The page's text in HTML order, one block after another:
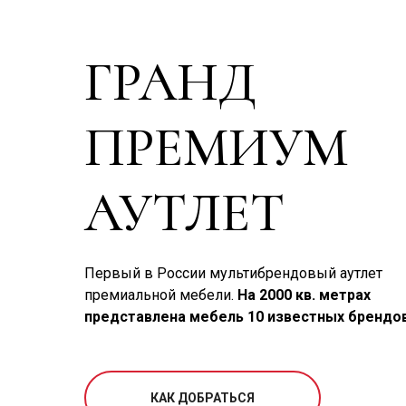
ГРАНД
ПРЕМИУМ
АУТЛЕТ
Первый в России мультибрендовый аутлет
премиальной мебели. На 2000 кв. метрах
представлена мебель 10 известных
КАК ДОБРАТЬСЯ